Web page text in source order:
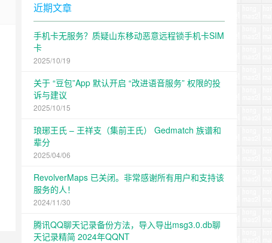
近期文章
手机卡无服务？质疑山东移动恶意远程锁手机卡SIM
卡
2025/10/19
关于 “豆包”App 默认开启 “改进语音服务” 权限的投
诉与建议
2025/10/15
琅琊王氏 – 王祥支（集前王氏） Gedmatch 族谱和
辈分
2025/04/06
RevolverMaps 已关闭。非常感谢所有用户和支持该
服务的人！
2024/11/30
腾讯QQ聊天记录备份方法，导入导出msg3.0.db聊
天记录精简 2024年QQNT